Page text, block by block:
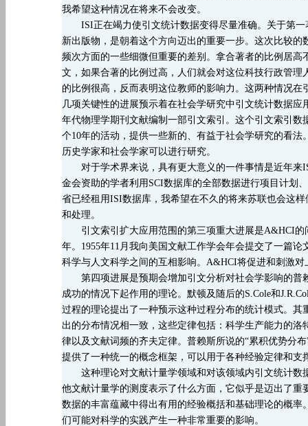
我希望这种情况在将来不会改变。
ISI正在竭力使引文统计数据变得尽量准确。关于第一
新出版物，是朝着这个方向迈出的重要一步。这次比较
频次方面的一些细微但重要的差别。拿合著者的比例居
文，如果合著的比例过高，人们就会对这位科技行政管
的比例很高，反而表明这位教师的影响力。这两种情况在
几项关键性的进展预示着在社会学研究中引文统计数据
年代物理学期刊文献编制一部引文索引。这个引文索引
个10年的活动，提供一些新的、有益于社会学研究的看
历史学家和社会学家可以进行研究。
对于学术界来说，具有更大意义的一件事情是近年来
金会资助的学者利用SCI数据库的全部数据进行项目计划
省已经租用ISI数据库，我希望在不久的将来苏联也会这
和处理。
引文索引扩大应用范围的第三项重大进展是A&HCI的
年。1955年11月我向美国文献工作学会年会提交了一篇
科学与人文科学之间的互相影响。A&HCI将促进和刺激对
第四项进展是预期会增加引文分析对社会学影响的普
成功的情况下起作用的理论。默顿及随后的S.Cole和
过程的理论提出了一种预示这种过程分布的统计模式。
出的分布情况相一致，这些定律包括：科学生产能力的
律以及文献词频的齐夫定律。普赖斯所说的“累积优势分
提供了一种统一的概念框架，可以用于各种经验定律和
这种理论对文献计量学领域和对该领域内引文统计数
他文献计量学的测度表示了什么方面，它似乎是迈出了
数据的丰富蕴藏中得出有用的经验概括和基础理论的概
们可能对科学的实践产生一种非常重要的影响。